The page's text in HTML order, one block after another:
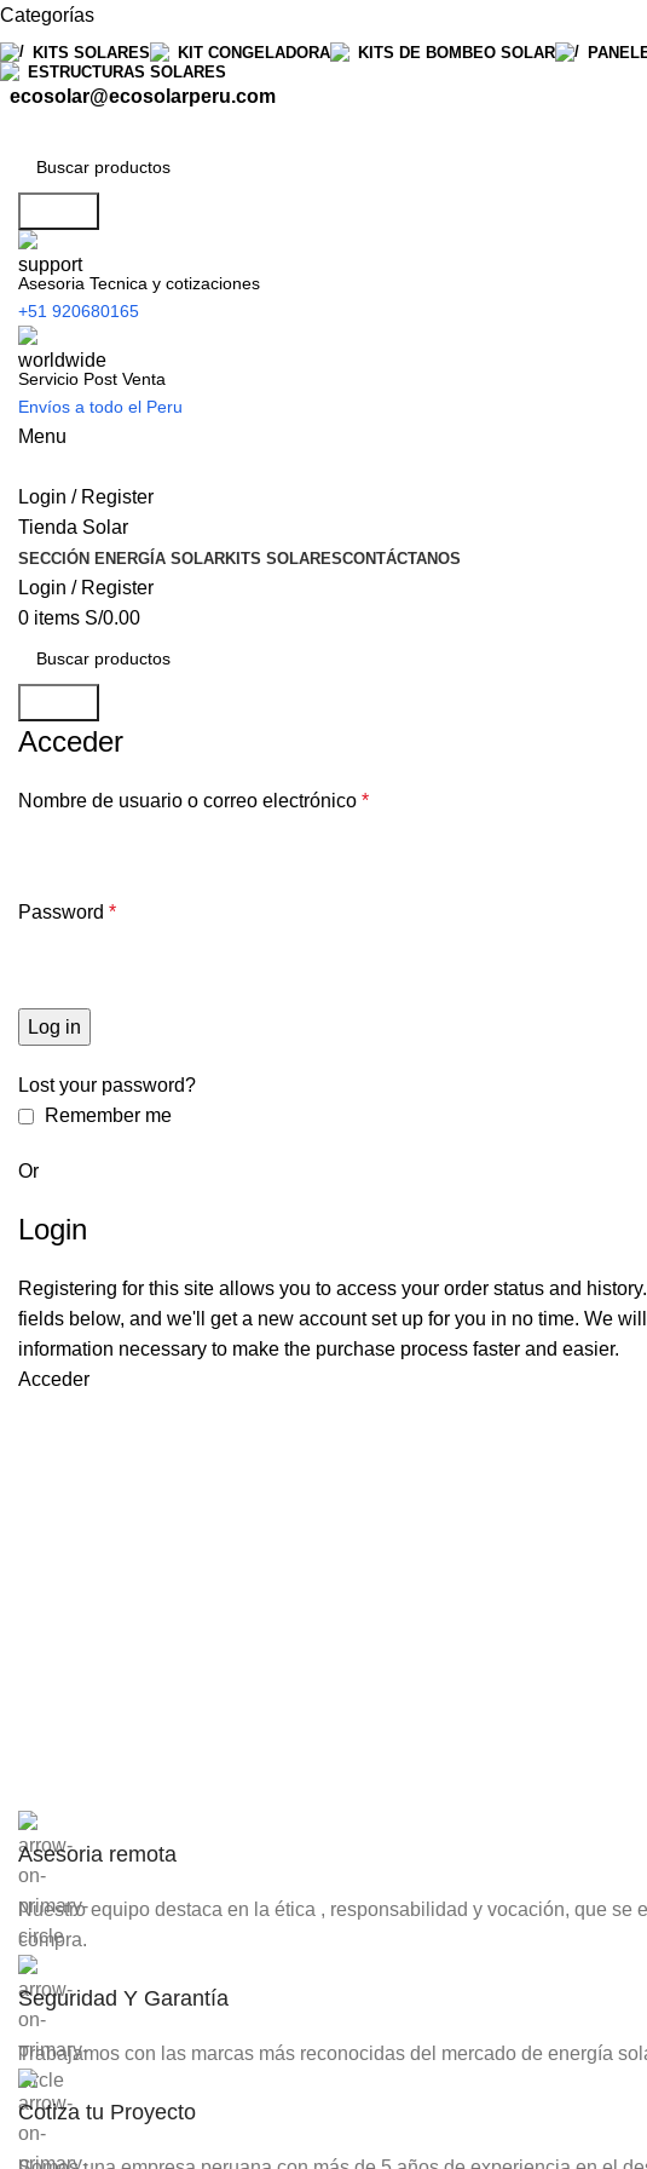
Categorías
KITS SOLARES KIT CONGELADORA KITS DE BOMBEO SOLAR
ESTRUCTURAS SOLARES
ecosolar@ecosolarperu.com
Asesoria Tecnica y cotizaciones
+51 920680165
Servicio Post Venta
Envíos a todo el Peru
Menu
Login / Register
Tienda Solar
SECCIÓN ENERGÍA SOLARKITS SOLARESCONTÁCTANOS
Login / Register
0 items S/0.00
Acceder
Nombre de usuario o correo electrónico *
Password *
Log in
Lost your password?
Remember me
Or
Login
Registering for this site allows you to access your order status and
fields below, and we'll get a new account set up for you in no time. We
information necessary to make the purchase process faster and easier.
Acceder
Asesoria remota
Nuestro equipo destaca en la ética , responsabilidad y vocación, que
compra.
Seguridad Y Garantía
Trabajamos con las marcas más reconocidas del mercado de energía
Cotiza tu Proyecto